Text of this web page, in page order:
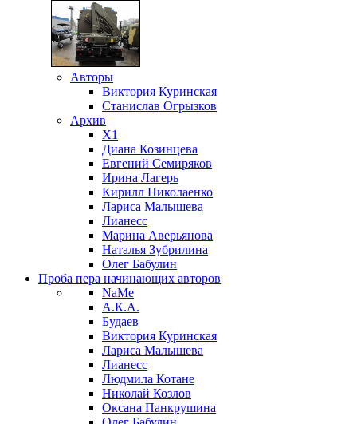
Авторы
Виктория Куринская
Станислав Огрызков
Архив
X1
Диана Козинцева
Евгений Семиряков
Ирина Лагерь
Кирилл Николаенко
Лариса Малышева
Лианесс
Марина Аверьянова
Наталья Зубрилина
Олег Бабулин
Проба пера начинающих авторов
NaMe
А.К.А.
Будаев
Виктория Куринская
Лариса Малышева
Лианесс
Людмила Котане
Николай Козлов
Оксана Панкрушина